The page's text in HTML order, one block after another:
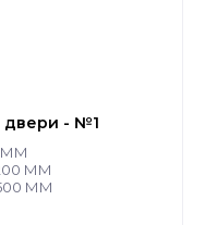
двери - №1
ММ
ММ
ММ